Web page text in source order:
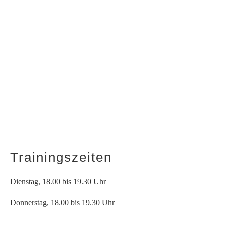
Trainingszeiten
Dienstag, 18.00 bis 19.30 Uhr
Donnerstag, 18.00 bis 19.30 Uhr